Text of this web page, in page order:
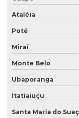
Ataléia
Poté
Miraí
Monte Belo
Ubaporanga
Itatiaiuçu
Santa Maria do